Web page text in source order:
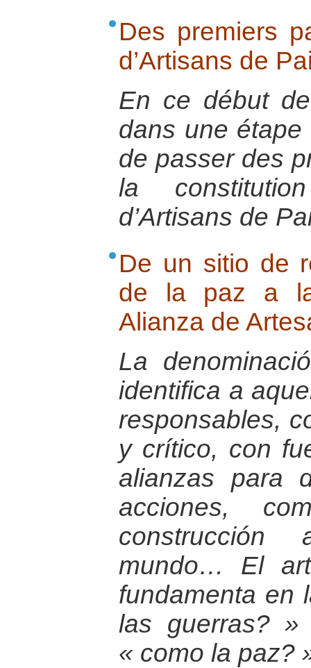
Des premiers
d’Artisans de
En ce début
dans une étape
de passer des
la
d’Artisans de
De un sitio de
de la paz a
Alianza de
La
identifica a
responsables,
y crítico, con
alianzas para
acciones,
mundo… El
fundamenta en
las guerras?
« como la paz?